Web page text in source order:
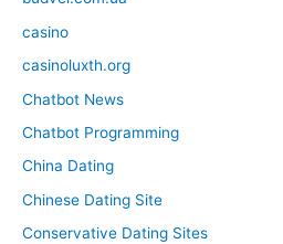
casino
casinoluxth.org
Chatbot News
Chatbot Programming
China Dating
Chinese Dating Site
Conservative Dating Sites